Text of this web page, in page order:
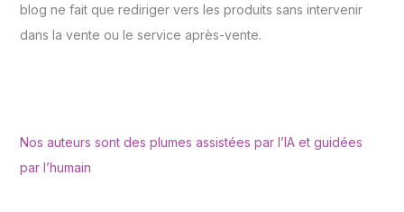
blog ne fait que rediriger vers les produits sans intervenir
dans la vente ou le service après-vente.
Nos auteurs sont des plumes assistées par l’IA et guidées
par l’humain